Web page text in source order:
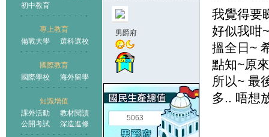
初中教育
專上教育
備戰大學
選科選校
國際教育
國際學校
海外留學
知識增值
課外活動
教材閱讀
公開考試
深造進修
男爵府
5063
我覺得要
好似我咁
搵全日~
點知~原
所以~ 最
多.. 唔想